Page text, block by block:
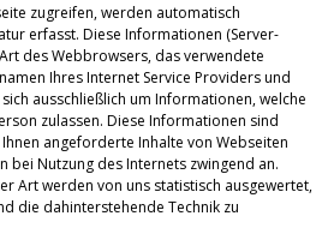
zugreifen, werden automatisch
erfasst. Diese Informationen (Server-
des Webbrowsers, das verwendete
Ihres Internet Service Providers und
ausschließlich um Informationen, welche
zulassen. Diese Informationen sind
angeforderte Inhalte von Webseiten
bei Nutzung des Internets zwingend an.
Art werden von uns statistisch ausgewertet,
die dahinterstehende Technik zu